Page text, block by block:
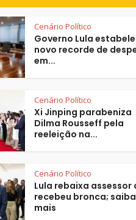
Cenário Político
Governo Lula
novo recorde de
em...
Cenário Político
Xi Jinping parabeniza
Dilma Rousseff pela
reeleição na...
Cenário Político
Lula rebaixa assessor
recebeu bronca; saiba
mais